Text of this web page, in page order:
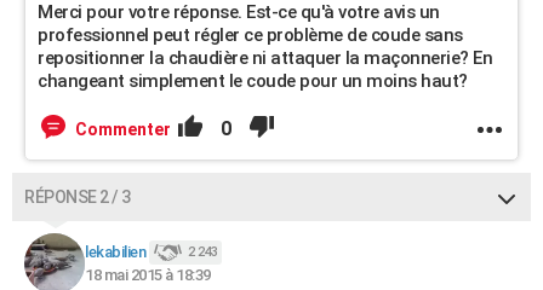
Merci pour votre réponse. Est-ce qu'à votre avis un
professionnel peut régler ce problème de coude sans
repositionner la chaudière ni attaquer la maçonnerie? En
changeant simplement le coude pour un moins haut?
Commenter 0
RÉPONSE 2 / 3
lekabilien 2 243
18 mai 2015 à 18:39